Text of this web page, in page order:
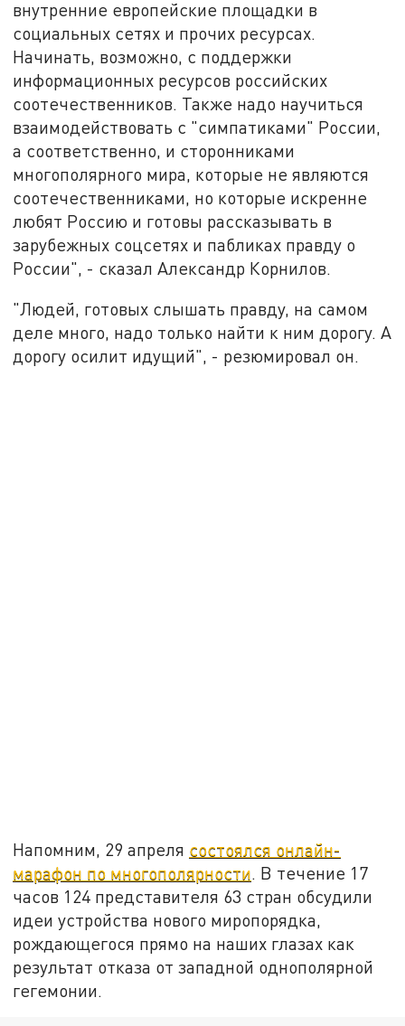
внутренние европейские площадки в
социальных сетях и прочих ресурсах.
Начинать, возможно, с поддержки
информационных ресурсов российских
соотечественников. Также надо научиться
взаимодействовать с "симпатиками" России,
а соответственно, и сторонниками
многополярного мира, которые не являются
соотечественниками, но которые искренне
любят Россию и готовы рассказывать в
зарубежных соцсетях и пабликах правду о
России", - сказал Александр Корнилов.
"Людей, готовых слышать правду, на самом
деле много, надо только найти к ним дорогу. А
дорогу осилит идущий", - резюмировал он.
Напомним, 29 апреля состоялся онлайн-
марафон по многополярности . В течение 17
часов 124 представителя 63 стран обсудили
идеи устройства нового миропорядка,
рождающегося прямо на наших глазах как
результат отказа от западной однополярной
гегемонии.